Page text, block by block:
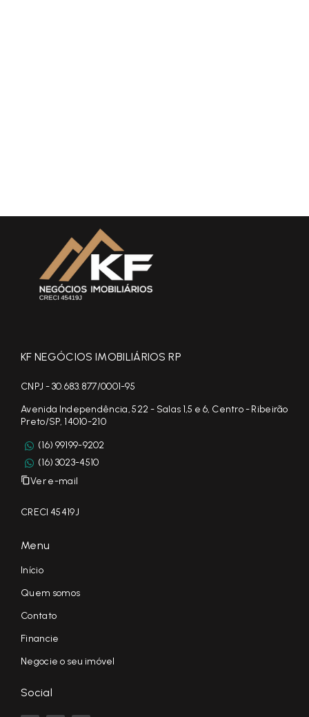
KF NEGÓCIOS IMOBILIÁRIOS RP
CNPJ - 30.683.877/0001-95
Avenida Independência, 522 - Salas 1,5 e 6, Centro - Ribeirão
Preto/SP, 14010-210
(16) 99199-9202
(16) 3023-4510
Ver e-mail
CRECI 45419J
Menu
Início
Quem somos
Contato
Financie
Negocie o seu imóvel
Social